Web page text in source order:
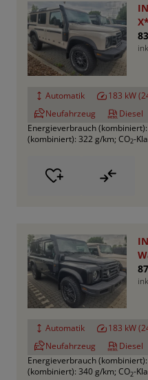
Automatik 183 kW
Neufahrzeug
Diesel
Energieverbrauch
(kombiniert): 322 g/km; CO2-
Automatik 183 kW
Neufahrzeug
Diesel
Energieverbrauch
(kombiniert): 340 g/km; CO2-